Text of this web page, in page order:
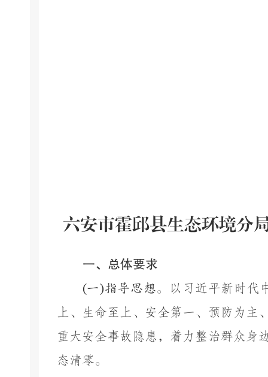
六安市霍邱县生态环境分
一、总体要求
(一)指导思想。
以习近平新时代
上、生命至上、安全第一、预防为
重大安全事故隐患，着力整治群众身
态清零。